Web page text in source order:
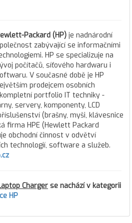
Packard (HP) je nadnárodní
zabývající se informačními
HP se specializuje na
počítačů, síťového hardwaru i
V současné době je HP
prodejcem osobních
portfolio IT techniky -
servery, komponenty, LCD
(brašny, myši, klávesnice
firma HPE (Hewlett Packard
obchodní činnost v odvětví
technologií, software a služeb.
Charger se nachází v kategorii
HP